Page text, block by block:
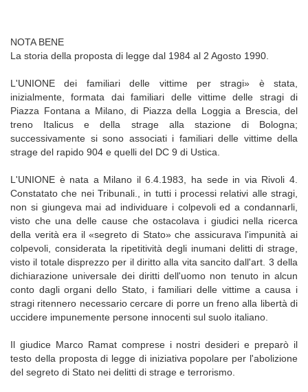
NOTA BENE
La storia della proposta di legge dal 1984 al 2 Agosto 1990.
L'UNIONE dei familiari delle vittime per stragi» è stata,
inizialmente, formata dai familiari delle vittime delle stragi di
Piazza Fontana a Milano, di Piazza della Loggia a Brescia, del
treno Italicus e della strage alla stazione di Bologna;
successivamente si sono associati i familiari delle vittime della
strage del rapido 904 e quelli del DC 9 di Ustica.
L'UNIONE è nata a Milano il 6.4.1983, ha sede in via Rivoli 4.
Constatato che nei Tribunali., in tutti i processi relativi alle stragi,
non si giungeva mai ad individuare i colpevoli ed a condannarli,
visto che una delle cause che ostacolava i giudici nella ricerca
della verità era il «segreto di Stato» che assicurava l'impunità ai
colpevoli, considerata la ripetitività degli inumani delitti di strage,
visto il totale disprezzo per il diritto alla vita sancito dall'art. 3 della
dichiarazione universale dei diritti dell'uomo non tenuto in alcun
conto dagli organi dello Stato, i familiari delle vittime a causa i
stragi ritennero necessario cercare di porre un freno alla libertà di
uccidere impunemente persone innocenti sul suolo italiano.
Il giudice Marco Ramat comprese i nostri desideri e preparò il
testo della proposta di legge di iniziativa popolare per l'abolizione
del segreto di Stato nei delitti di strage e terrorismo.